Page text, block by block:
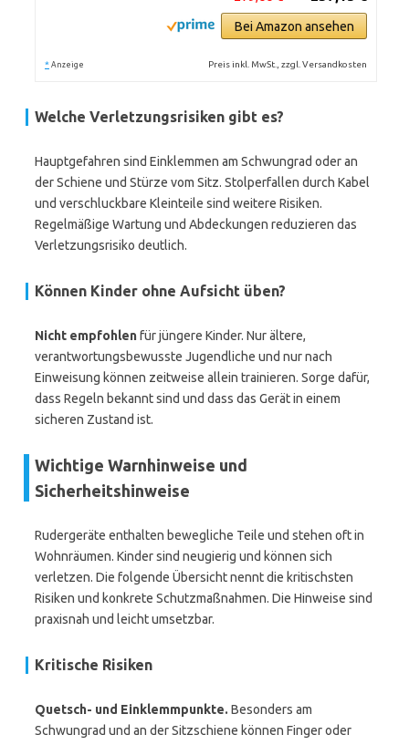
Bei Amazon ansehen
* Anzeige Preis inkl. MwSt., zzgl. Versandkosten
Welche Verletzungsrisiken gibt es?
Hauptgefahren sind Einklemmen am Schwungrad oder an
der Schiene und Stürze vom Sitz. Stolperfallen durch Kabel
und verschluckbare Kleinteile sind weitere Risiken.
Regelmäßige Wartung und Abdeckungen reduzieren das
Verletzungsrisiko deutlich.
Können Kinder ohne Aufsicht üben?
Nicht empfohlenfür jüngere Kinder. Nur ältere,
verantwortungsbewusste Jugendliche und nur nach
Einweisung können zeitweise allein trainieren. Sorge dafür,
dass Regeln bekannt sind und dass das Gerät in einem
sicheren Zustand ist.
Wichtige Warnhinweise und
Sicherheitshinweise
Rudergeräte enthalten bewegliche Teile und stehen oft in
Wohnräumen. Kinder sind neugierig und können sich
verletzen. Die folgende Übersicht nennt die kritischsten
Risiken und konkrete Schutzmaßnahmen. Die Hinweise sind
praxisnah und leicht umsetzbar.
Kritische Risiken
Quetsch- und Einklemmpunkte. Besonders am
Schwungrad und an der Sitzschiene können Finger oder